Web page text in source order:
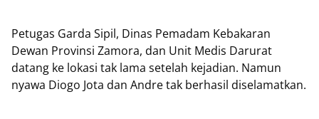
Petugas Garda Sipil, Dinas Pemadam Kebakaran
Dewan Provinsi Zamora, dan Unit Medis Darurat
datang ke lokasi tak lama setelah kejadian. Namun
nyawa Diogo Jota dan Andre tak berhasil diselamatkan.